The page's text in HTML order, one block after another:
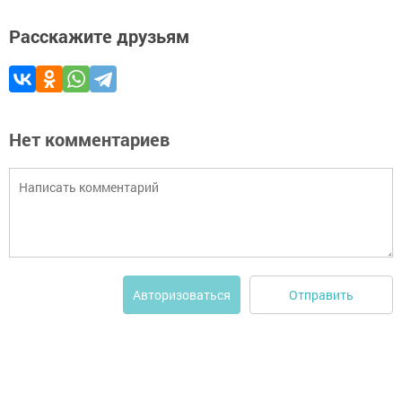
Расскажите друзьям
Нет комментариев
Авторизоваться Отправить